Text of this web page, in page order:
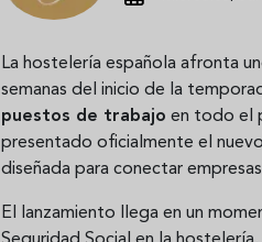
La hostelería española afronta
semanas del inicio de la
puestos de trabajo en todo el
presentado oficialmente el nuevo
diseñada para conectar
El lanzamiento llega en un